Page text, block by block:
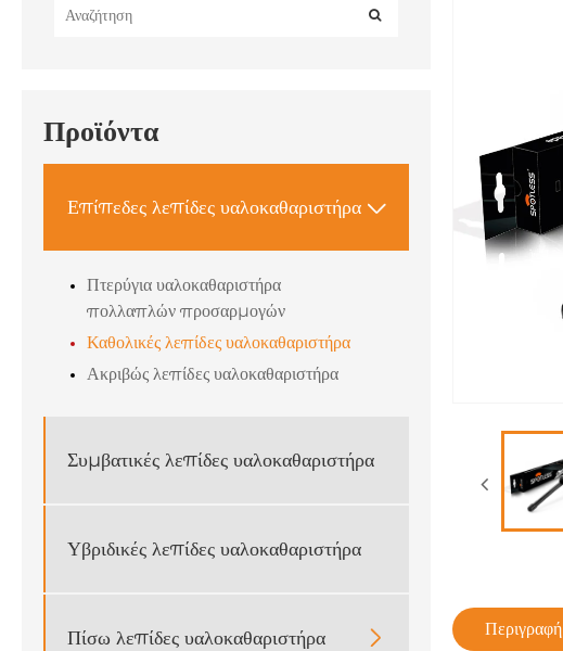
Προϊόντα
Επίπεδες λεπίδες υαλοκαθαριστήρα 
Πτερύγια υαλοκαθαριστήρα
πολλαπλών προσαρμογών
Καθολικές λεπίδες υαλοκαθαριστήρα
Ακριβώς λεπίδες υαλοκαθαριστήρα
Συμβατικές λεπίδες υαλοκαθαριστήρα
Υβριδικές λεπίδες υαλοκαθαριστήρα
Πίσω λεπίδες υαλοκαθαριστήρα  Περιγραφή